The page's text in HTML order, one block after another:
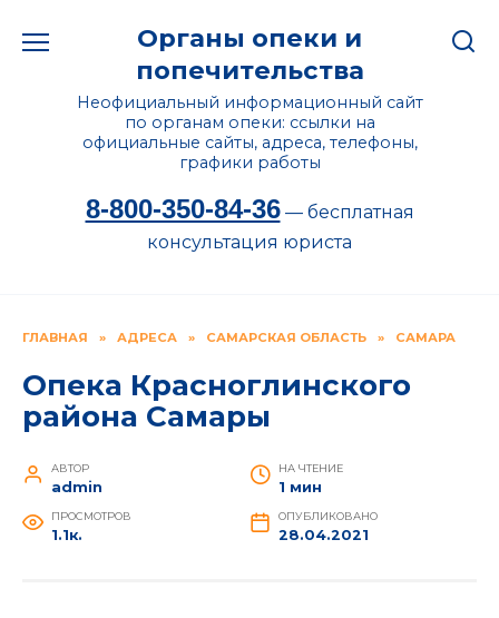
Органы опеки и
попечительства
Неофициальный информационный сайт
по органам опеки: ссылки на
официальные сайты, адреса, телефоны,
графики работы
8-800-350-84-36— бесплатная
консультация юриста
ГЛАВНАЯ » АДРЕСА » САМАРСКАЯ ОБЛАСТЬ » САМАРА
Опека Красноглинского
района Самары
АВТОР
admin
НА ЧТЕНИЕ
1 мин
ПРОСМОТРОВ
1.1к.
ОПУБЛИКОВАНО
28.04.2021